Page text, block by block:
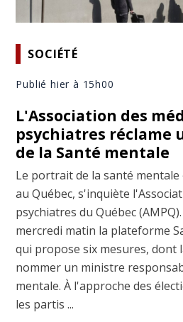
SOCIÉTÉ
Publié hier à 15h00
L'Association des
psychiatres réclame
de la Santé mentale
Le portrait de la santé
au Québec, s'inquiète
psychiatres du Québec
mercredi matin la plateforme
qui propose six mesures, dont
nommer un ministre
mentale. À l'approche des
les partis ...